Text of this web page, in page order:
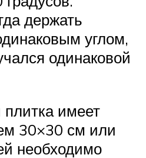
держать
углом,
одинаковой
имеет
30×30 см или
необходимо